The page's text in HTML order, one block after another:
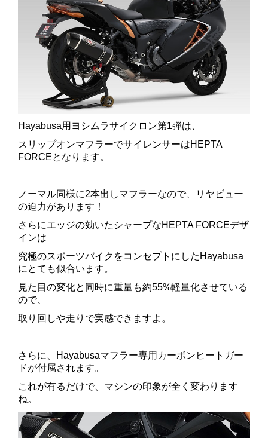
Hayabusa用ヨシムラサイクロン第1弾は、
スリップオンマフラーでサイレンサーはHEPTA
FORCEとなります。
ノーマル同様に2本出しマフラーなので、リヤビュー
の迫力があります！
さらにエッジの効いたシャープなHEPTA FORCEデザ
インは
究極のスポーツバイクをコンセプトにしたHayabusa
にとても似合います。
見た目の変化と同時に重量も約55%軽量化させている
ので、
取り回しや走りで実感できますよ。
さらに、Hayabusaマフラー専用カーボンヒートガー
ドが付属されます。
これが有るだけで、マシンの印象が全く変わります
ね。